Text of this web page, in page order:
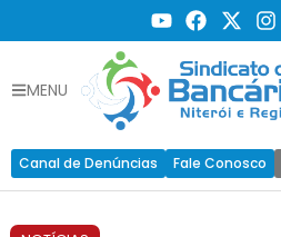
MENU
Canal de Denúncias Fale Conosco